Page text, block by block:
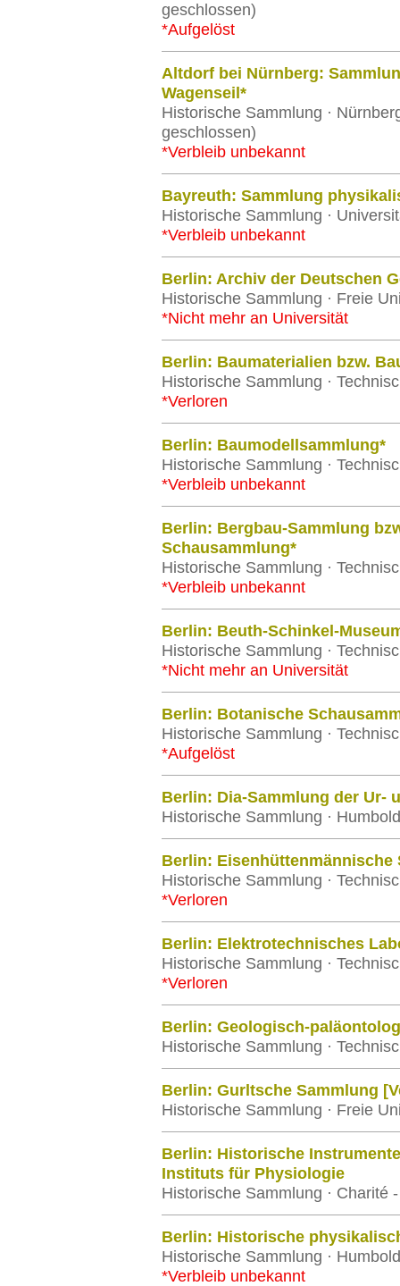
geschlossen)
*Aufgelöst
Altdorf bei Nürnberg:
Wagenseil*
Historische Sammlung ·
geschlossen)
*Verbleib unbekannt
Bayreuth: Sammlung
Historische Sammlung ·
*Verbleib unbekannt
Berlin: Archiv der Deutschen
Historische Sammlung · Freie
*Nicht mehr an Universität
Berlin: Baumaterialien bzw.
Historische Sammlung ·
*Verloren
Berlin: Baumodellsammlung*
Historische Sammlung ·
*Verbleib unbekannt
Berlin: Bergbau-Sammlung
Schausammlung*
Historische Sammlung ·
*Verbleib unbekannt
Berlin: Beuth-Schinkel-
Historische Sammlung ·
*Nicht mehr an Universität
Berlin: Botanische
Historische Sammlung ·
*Aufgelöst
Berlin: Dia-Sammlung der Ur-
Historische Sammlung ·
Berlin:
Historische Sammlung ·
*Verloren
Berlin: Elektrotechnisches
Historische Sammlung ·
*Verloren
Berlin: Geologisch-
Historische Sammlung ·
Berlin: Gurltsche Sammlung
Historische Sammlung · Freie
Berlin: Historische
Instituts für Physiologie
Historische Sammlung · Charité
Berlin: Historische
Historische Sammlung ·
*Verbleib unbekannt